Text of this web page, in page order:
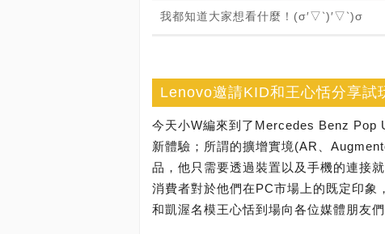
我都知道大家想看什麼！(σ′▽‵)′▽‵)σ
Lenovo邀請KID和王心恬分享試
今天小W編來到了Mercedes Benz Pop
新體驗；所謂的擴增實境(AR、
品，他只需要透過裝置以及手機的連接
消費者對於他們在PC市場上的既定印
和凱渥名模王心恬到場向各位媒體朋友